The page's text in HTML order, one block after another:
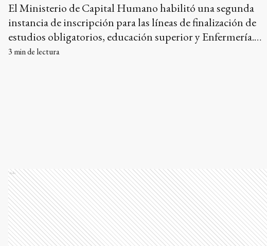
El Ministerio de Capital Humano habilitó una segunda
instancia de inscripción para las líneas de finalización de
estudios obligatorios, educación superior y Enfermería.
Los períodos de anotación varían según cada modalidad.
3 min de lectura
Ads